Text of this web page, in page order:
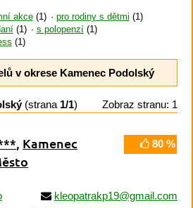
akce(1) pro rodiny s dětmi (1)
(1) s polopenzí (1)
(1)
v okrese Kamenec Podolský
(strana 1/1) Zobraz stranu: 1
80 %
, Kamenec
kleopatrakp19@gmail.com